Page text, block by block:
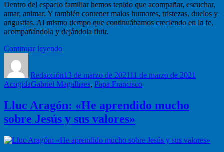
Dentro del espacio familiar hemos tenido que acompañar, escuchar,
amar, animar. Y también contener malos humores, tristezas, duelos y
angustias. Al mismo tiempo que continuábamos creciendo en la fe,
acompañándola y dejándola fluir.
Continuar leyendo“La
doméstica”
Redacción13 de marzo de 202111 de marzo de 2021
AcogidaEtiquetas
Gabriel Magalhaes, Papa Francisco
Lluc Aragón: «He aprendido mucho
sobre Jesús y sus valores»